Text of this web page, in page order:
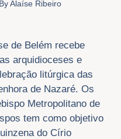
ByAlaíse Ribeiro
de Belém recebe
arquidioceses e
litúrgica das
de Nazaré. Os
Metropolitano de
tem como objetivo
do Círio